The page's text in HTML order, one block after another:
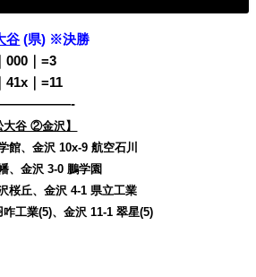
谷 (県) ※決勝
000｜=3
41x｜=11
大谷 ②金沢】
、金沢 10x-9 航空石川
、金沢 3-0 鵬学園
桜丘、金沢 4-1 県立工業
工業(5)、金沢 11-1 翠星(5)